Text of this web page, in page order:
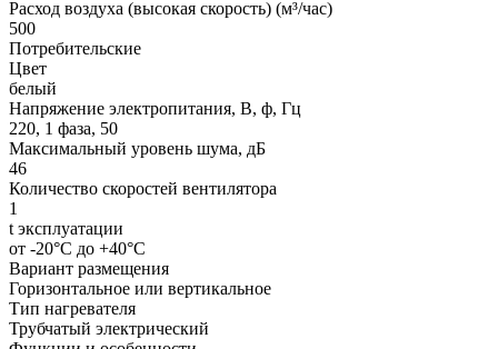
Расход воздуха (высокая скорость) (м³/час)
500
Потребительские
Цвет
белый
Напряжение электропитания, В, ф, Гц
220, 1 фаза, 50
Максимальный уровень шума, дБ
46
Количество скоростей вентилятора
1
t эксплуатации
от -20°С до +40°С
Вариант размещения
Горизонтальное или вертикальное
Тип нагревателя
Трубчатый электрический